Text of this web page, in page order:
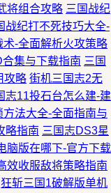
将组合攻略 三国战纪
战纪打不死技巧大全-
-全面解析火攻策略
集与下载指南 三国
攻略 街机三国志2无
志11投石台怎么建-建
法大全-全面指南与
略指南 三国志DS3星
脑版在哪下-官方下载
效收服敌将策略指南
狂斩三国1破解版单机